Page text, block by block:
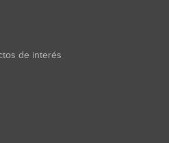
de interés